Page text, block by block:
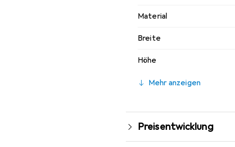
Material
Breite
Höhe
Mehr anzeigen
Preisentwicklung